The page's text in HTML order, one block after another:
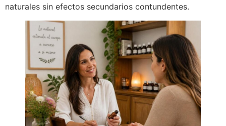
naturales sin efectos secundarios contundentes.